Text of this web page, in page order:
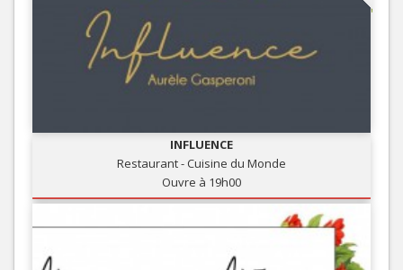
INFLUENCE
Restaurant - Cuisine du Monde
Ouvre à 19h00